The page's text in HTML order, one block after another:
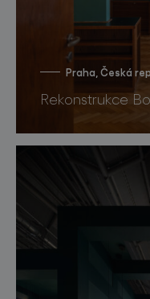
Praha, Česká
Rekonstrukce